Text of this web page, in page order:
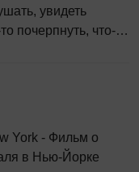
увидеть
почерпнуть, что-то
повезло –
York - Фильм о
в Нью-Йорке